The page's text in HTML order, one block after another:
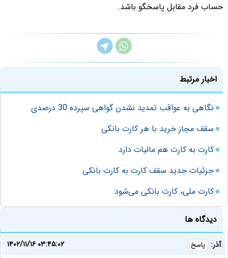
حساب فرد مقابل پاسخگو باشد.
اخبار مرتبط
نگاهی به عواقب تمدید نشدن گواهی سپرده 30 درصدی
سقف مجاز خرید با هر کارت بانکی
کارت به کارت هم مالیات دارد
جزئیات جدید سقف کارت به کارت بانکی
کارت ملی، کارت بانکی می‌شود
دیدگاه ها
آذر: پاسخ
۱۴۰۲/۱۱/۱۶ ۰۳:۴۵:۰۲